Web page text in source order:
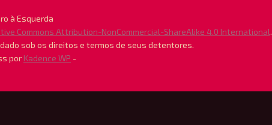
à Esquerda
Commons Attribution-NonCommercial-ShareAlike 4.0 International.
sob os direitos e termos de seus detentores.
por Kadence WP -